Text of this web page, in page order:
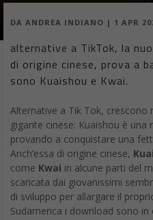
DA ANDREA INDIANO | 1 APR
alternative a TikTok, la
di origine cinese, prova a
sono Kuaishou e Kwai.
Alternative a Tik Tok,
gigante cinese: Kuaishou è
provando a conquistare una
Anch’essa di origine cinese,
come Kwai in alcune parti del
scaricata dai giovanissimi
di sviluppo per allargare il
Sudamerica i download sono